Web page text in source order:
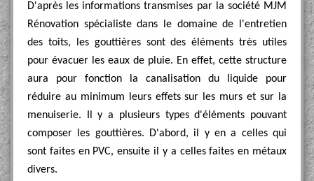
D'après les informations transmises par la société MJM
Rénovation spécialiste dans le domaine de l'entretien
des toits, les gouttières sont des éléments très utiles
pour évacuer les eaux de pluie. En effet, cette structure
aura pour fonction la canalisation du liquide pour
réduire au minimum leurs effets sur les murs et sur la
menuiserie. Il y a plusieurs types d'éléments pouvant
composer les gouttières. D'abord, il y en a celles qui
sont faites en PVC, ensuite il y a celles faites en métaux
divers.